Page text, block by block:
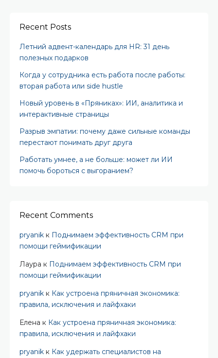
Recent Posts
Летний адвент-календарь для HR: 31 день
полезных подарков
Когда у сотрудника есть работа после работы:
вторая работа или side hustle
Новый уровень в «Пряниках»: ИИ, аналитика и
интерактивные страницы
Разрыв эмпатии: почему даже сильные команды
перестают понимать друг друга
Работать умнее, а не больше: может ли ИИ
помочь бороться с выгоранием?
Recent Comments
pryanik к Поднимаем эффективность CRM при
помощи геймификации
Лаура к Поднимаем эффективность CRM при
помощи геймификации
pryanik к Как устроена пряничная экономика:
правила, исключения и лайфхаки
Елена к Как устроена пряничная экономика:
правила, исключения и лайфхаки
pryanik к Как удержать специалистов на